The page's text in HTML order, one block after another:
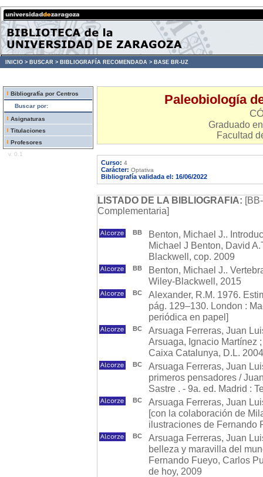
INICIO > BUSCAR > BIBLIOGRAFÍA RECOMENDADA > BASE BR-UZ
Bibliografía por Centros
Buscar por:
Asignaturas
Titulaciones
Profesores
v. 0.1
Paleobiología
Graduado
Facultad
Curso: 4
Carácter: Optativa
Bibliografía validada el: 16/06/2022
LISTADO DE LA BIBLIOGRAFIA:
Complementaria]
BB
Benton, Michael J..
Michael J Benton, David
Blackwell, cop. 2009
BB
Benton, Michael J..
Wiley-Blackwell, 2015
BC
Alexander, R.M. 1976.
pág. 129–130. London :
periódica en papel]
BC
Arsuaga Ferreras, Juan
Arsuaga, Ignacio Martínez
Caixa Catalunya, D.L. 2004
BC
Arsuaga Ferreras, Juan
primeros pensadores /
Sastre . - 9a. ed. Madrid :
BC
Arsuaga Ferreras, Juan
[con la colaboración de
ilustraciones de Fernando
BC
Arsuaga Ferreras, Juan
belleza y maravilla del
Fernando Fueyo, Carlos
de hoy, 2009